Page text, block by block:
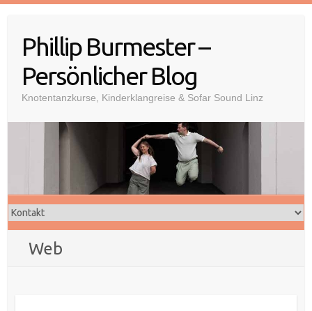
contentPhillip Burmester –
Persönlicher Blog
Knotentanzkurse, Kinderklangreise & Sofar Sound Linz
Web